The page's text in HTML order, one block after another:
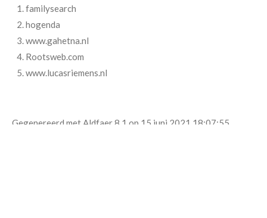
familysearch
hogenda
www.gahetna.nl
Rootsweb.com
www.lucasriemens.nl
Gegenereerd met Aldfaer 8.1 op 15 juni 2021 18:07:55